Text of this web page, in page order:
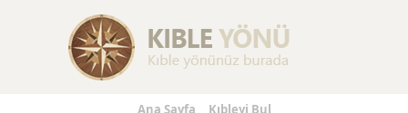
Replica Handbags
Ana Sayfa Kıbleyi Bul